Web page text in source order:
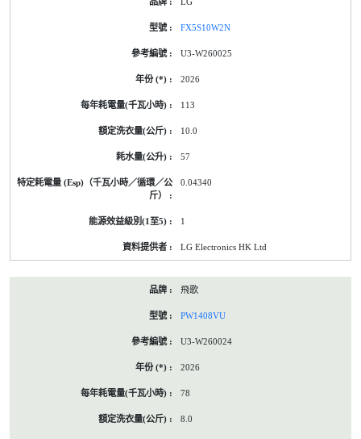
FX5S10W2N
U3-W260025
2026
113
10.0
57
0.04340
1
LG Electronics HK Ltd
飛歌
PW1408VU
U3-W260024
2026
78
8.0